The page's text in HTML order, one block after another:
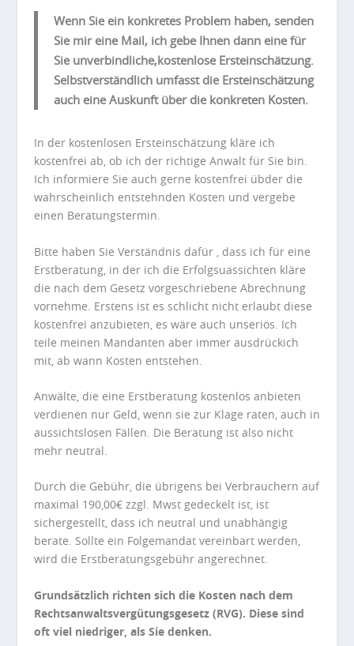
Wenn Sie ein konkretes Problem haben, senden
Sie mir eine Mail, ich gebe Ihnen dann eine für
Sie unverbindliche,kostenlose Ersteinschätzung.
Selbstverständlich umfasst die Ersteinschätzung
auch eine Auskunft über die konkreten Kosten.
In der kostenlosen Ersteinschätzung kläre ich
kostenfrei ab, ob ich der richtige Anwalt für Sie bin.
Ich informiere Sie auch gerne kostenfrei übder die
wahrscheinlich entstehnden Kosten und vergebe
einen Beratungstermin.
Bitte haben Sie Verständnis dafür , dass ich für eine
Erstberatung, in der ich die Erfolgsuassichten kläre
die nach dem Gesetz vorgeschriebene Abrechnung
vornehme. Erstens ist es schlicht nicht erlaubt diese
kostenfrei anzubieten, es wäre auch unseriös. Ich
teile meinen Mandanten aber immer ausdrückich
mit, ab wann Kosten entstehen.
Anwälte, die eine Erstberatung kostenlos anbieten
verdienen nur Geld, wenn sie zur Klage raten, auch in
aussichtslosen Fällen. Die Beratung ist also nicht
mehr neutral.
Durch die Gebühr, die übrigens bei Verbrauchern auf
maximal 190,00€ zzgl. Mwst gedeckelt ist, ist
sichergestellt, dass ich neutral und unabhängig
berate. Sollte ein Folgemandat vereinbart werden,
wird die Erstberatungsgebühr angerechnet.
Grundsätzlich richten sich die Kosten nach dem
Rechtsanwaltsvergütungsgesetz (RVG). Diese sind
oft viel niedriger, als Sie denken.